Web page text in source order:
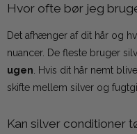
Hvor ofte bør jeg
Det afhænger af dit hår og
nuancer. De fleste bruger
ugen. Hvis dit hår nemt
skifte mellem silver og
Kan silver conditioner